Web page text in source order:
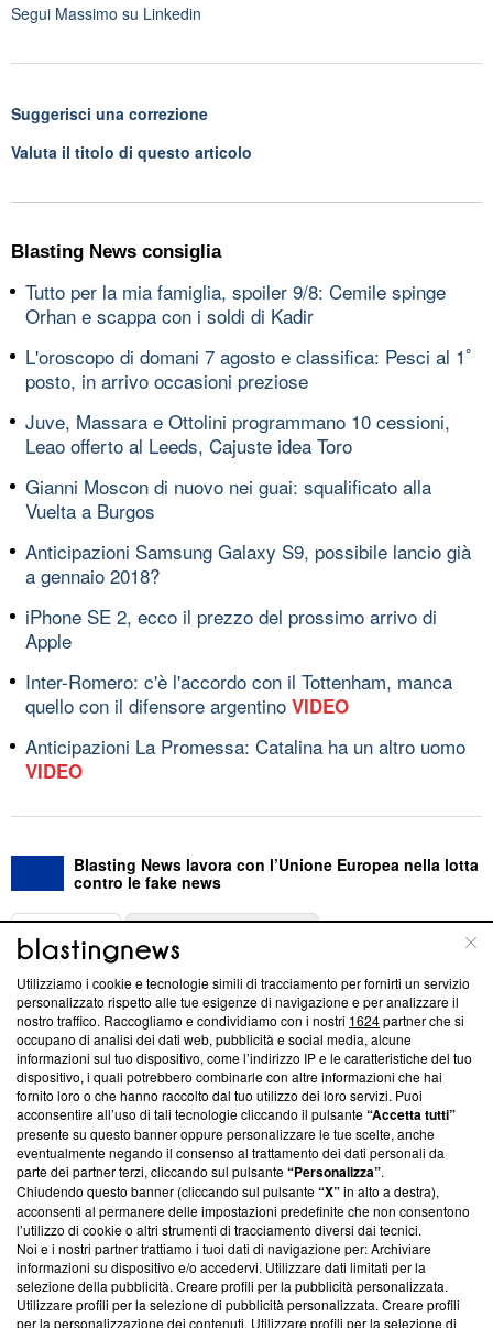
Segui Massimo su Linkedin
Suggerisci una correzione
Valuta il titolo di questo articolo
Blasting News consiglia
Tutto per la mia famiglia, spoiler 9/8: Cemile spinge
Orhan e scappa con i soldi di Kadir
L'oroscopo di domani 7 agosto e classifica: Pesci al 1ﾟ
posto, in arrivo occasioni preziose
Juve, Massara e Ottolini programmano 10 cessioni,
Leao offerto al Leeds, Cajuste idea Toro
Gianni Moscon di nuovo nei guai: squalificato alla
Vuelta a Burgos
Anticipazioni Samsung Galaxy S9, possibile lancio già
a gennaio 2018?
iPhone SE 2, ecco il prezzo del prossimo arrivo di
Apple
Inter-Romero: c'è l'accordo con il Tottenham, manca
quello con il difensore argentino VIDEO
Anticipazioni La Promessa: Catalina ha un altro uomo
VIDEO
Blasting News lavora con l’Unione Europea nella lotta
contro le fake news
ABOUT
Questa sezione offre informazioni trasparenti su Blasting
News, sui nostri processi editoriali e su come ci impegniamo a
creare news di qualità. Inoltre, afferma la nostra aderenza a
‘Trust Project - News with Integrity’Blasting News non è
ancora membro del programma, ma ha richiesto di farne
parte; Trust Project non ha ancora effettuato una verifica di
conformità agli standard.
Su di noi
Team editoriale
Corporate
Redazione
Utilizziamo i cookie e tecnologie simili di tracciamento per fornirti un servizio
personalizzato rispetto alle tue esigenze di navigazione e per analizzare il
nostro traffico. Raccogliamo e condividiamo con i nostri 1624partner che si
occupano di analisi dei dati web, pubblicità e social media, alcune
informazioni sul tuo dispositivo, come l’indirizzo IP e le caratteristiche del tuo
dispositivo, i quali potrebbero combinarle con altre informazioni che hai
fornito loro o che hanno raccolto dal tuo utilizzo dei loro servizi. Puoi
acconsentire all’uso di tali tecnologie cliccando il pulsante“Accetta tutti”
presente su questo banner oppure personalizzare le tue scelte, anche
eventualmente negando il consenso al trattamento dei dati personali da
parte dei partner terzi, cliccando sul pulsante“Personalizza”.
Chiudendo questo banner (cliccando sul pulsante“X”in alto a destra),
acconsenti al permanere delle impostazioni predefinite che non consentono
l’utilizzo di cookie o altri strumenti di tracciamento diversi dai tecnici.
Noi e i nostri partner trattiamo i tuoi dati di navigazione per: Archiviare
informazioni su dispositivo e/o accedervi. Utilizzare dati limitati per la
selezione della pubblicità. Creare profili per la pubblicità personalizzata.
Utilizzare profili per la selezione di pubblicità personalizzata. Creare profili
per la personalizzazione dei contenuti. Utilizzare profili per la selezione di